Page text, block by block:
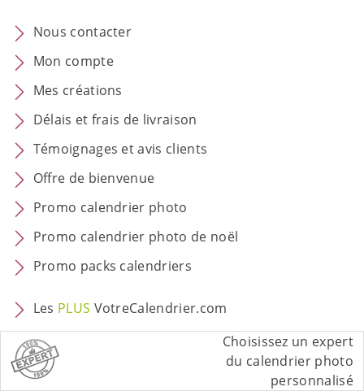
Nous contacter
Mon compte
Mes créations
Délais et frais de livraison
Témoignages et avis clients
Offre de bienvenue
Promo calendrier photo
Promo calendrier photo de noël
Promo packs calendriers
Les PLUS VotreCalendrier.com
Choisissez un expert
du calendrier photo
personnalisé